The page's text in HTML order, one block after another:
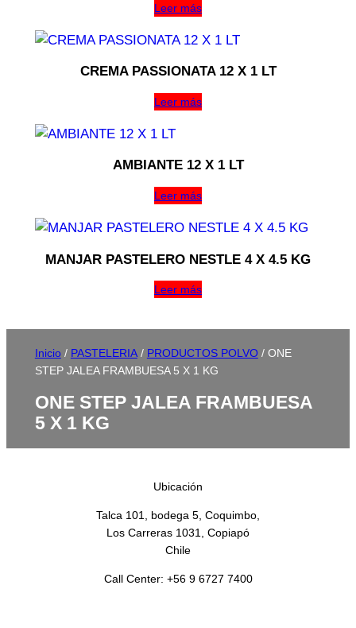
Leer más
CREMA PASSIONATA 12 X 1 LT
Leer más
AMBIANTE 12 X 1 LT
Leer más
MANJAR PASTELERO NESTLE 4 X 4.5 KG
Leer más
Inicio / PASTELERIA/ PRODUCTOS POLVO / ONE
STEP JALEA FRAMBUESA 5 X 1 KG
ONE STEP JALEA FRAMBUESA
5 X 1 KG
Ubicación
Talca 101, bodega 5, Coquimbo,
Los Carreras 1031, Copiapó
Chile
Call Center: +56 9 6727 7400